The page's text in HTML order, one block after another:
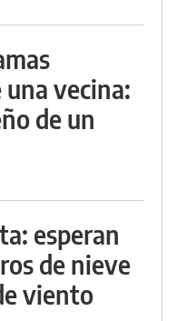
una vecina:
de un
esperan
de nieve
viento